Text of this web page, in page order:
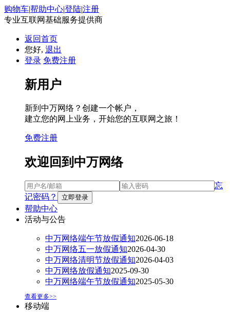
购物车|帮助中心|登陆|注册
专业互联网基础服务提供商
返回首页
您好, 退出
登录 免费注册
新用户
新到中万网络？创建一个帐户，
建立您的网上业务，开始您的互联网之旅！
免费注册
欢迎回到中万网络
忘
记密码？
帮助中心
活动与公告
中万网络端午节放假通知2026-06-18
中万网络五一放假通知2026-04-30
中万网络清明节放假通知2026-04-03
中万网络放假通知2025-09-30
中万网络端午节放假通知2025-05-30
查看更多>>
移动端